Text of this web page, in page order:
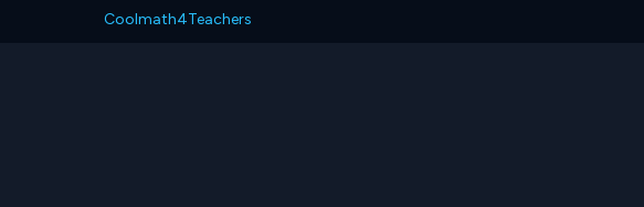
Coolmath4Teachers